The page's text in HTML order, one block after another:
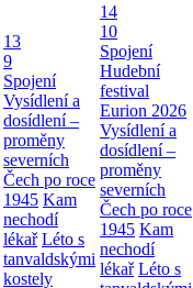
13
9
Spojení
Vysídlení a
dosídlení –
proměny
severních
Čech po roce
1945 Kam
nechodí
lékař Léto s
tanvaldskými
kostely
14
10
Spojení
Hudební
festival
Eurion 2026
Vysídlení a
dosídlení –
proměny
severních
Čech po roce
1945 Kam
nechodí
lékař Léto s